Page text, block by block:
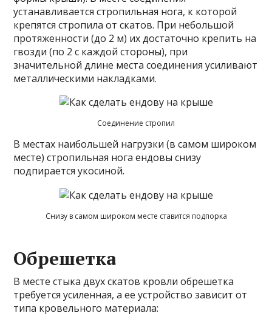
устанавливается стропильная нога, к которой
крепятся стропила от скатов. При небольшой
протяженности (до 2 м) их достаточно крепить на
гвозди (по 2 с каждой стороны), при
значительной длине места соединения усиливают
металлическими накладками.
Соединение стропил
В местах наибольшей нагрузки (в самом широком
месте) стропильная нога ендовы снизу
подпирается укосиной.
Снизу в самом широком месте ставится подпорка
Обрешетка
В месте стыка двух скатов кровли обрешетка
требуется усиленная, а ее устройство зависит от
типа кровельного материала: